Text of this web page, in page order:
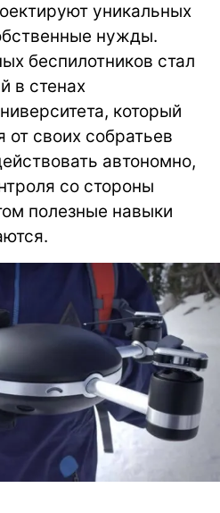
уникальных
нужды.
беспилотников стал
в стенах
который
от своих собратьев
автономно,
со стороны
полезные навыки